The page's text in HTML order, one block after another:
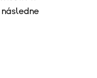
následne